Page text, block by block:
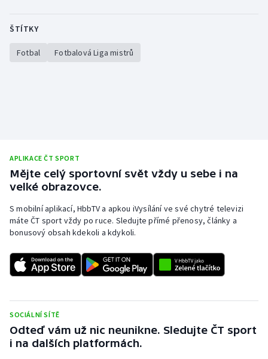
Rychlobruslení
Rychlostní kanoistika
Veslování
Vodní slalom
Volejbal
Ostatní
ŠTÍTKY
Fotbal Fotbalová Liga mistrů
APLIKACE ČT SPORT
Mějte celý sportovní svět vždy u sebe i na
velké obrazovce.
S mobilní aplikací, HbbTV a apkou iVysílání ve své chytré televizi
máte ČT sport vždy po ruce. Sledujte přímé přenosy, články a
bonusový obsah kdekoli a kdykoli.
SOCIÁLNÍ SÍTĚ
Odteď vám už nic neunikne. Sledujte ČT sport
i na dalších platformách.